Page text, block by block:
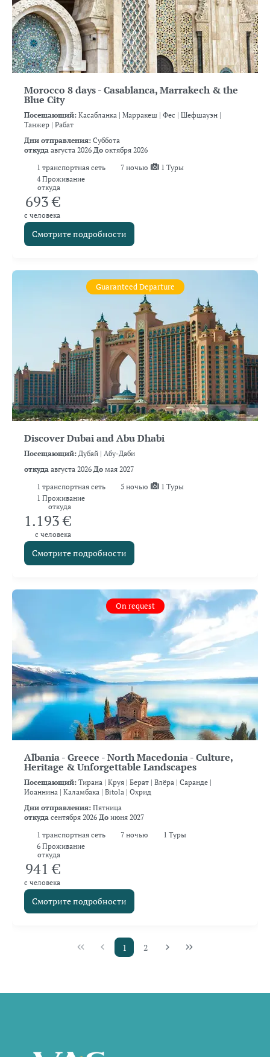
Morocco 8 days - Casablanca, Marrakech & the
Blue City
Посещающий: Касабланка | Марракеш | Фес | Шефшауэн |
Танжер | Рабат
Дни отправления: Суббота
откуда августа 2026 До октября 2026
1 транспортная сеть 7 ночью
1 Туры
4 Проживание
откуда
693 €
с человека
Смотрите подробности
Guaranteed Departure
Discover Dubai and Abu Dhabi
Посещающий: Дубай | Абу-Даби
откуда августа 2026 До мая 2027
1 транспортная сеть 5 ночью
1 Туры
1 Проживание
откуда
1.193 €
с человека
Смотрите подробности
On request
Albania - Greece - North Macedonia - Culture,
Heritage & Unforgettable Landscapes
Посещающий: Тирана | Круя | Берат | Влёра | Саранде |
Иоаннина | Каламбака | Bitola | Охрид
Дни отправления: Пятница
откуда сентября 2026 До июня 2027
1 транспортная сеть 7 ночью
1 Туры
6 Проживание
откуда
941 €
с человека
Смотрите подробности
1 2